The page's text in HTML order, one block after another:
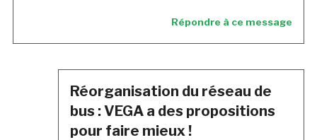
Répondre à ce message
Réorganisation du réseau de
bus : VEGA a des propositions
pour faire mieux !